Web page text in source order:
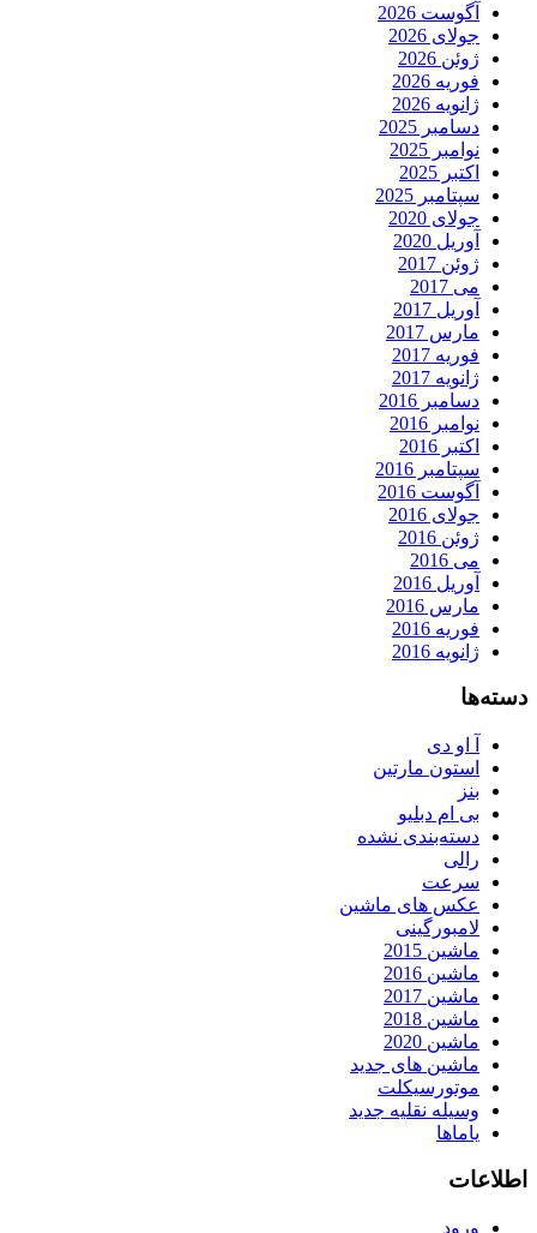
آگوست 2026
جولای 2026
ژوئن 2026
فوریه 2026
ژانویه 2026
دسامبر 2025
نوامبر 2025
اکتبر 2025
سپتامبر 2025
جولای 2020
آوریل 2020
ژوئن 2017
می 2017
آوریل 2017
مارس 2017
فوریه 2017
ژانویه 2017
دسامبر 2016
نوامبر 2016
اکتبر 2016
سپتامبر 2016
آگوست 2016
جولای 2016
ژوئن 2016
می 2016
آوریل 2016
مارس 2016
فوریه 2016
ژانویه 2016
دسته‌ها
آ او دی
استون مارتین
بنز
بی ام دبلیو
دسته‌بندی نشده
رالی
سرعت
عکس های ماشین
لامبورگینی
ماشین 2015
ماشین 2016
ماشین 2017
ماشین 2018
ماشین 2020
ماشین های جدید
موتورسیکلت
وسیله نقلیه جدید
یاماها
اطلاعات
ورود